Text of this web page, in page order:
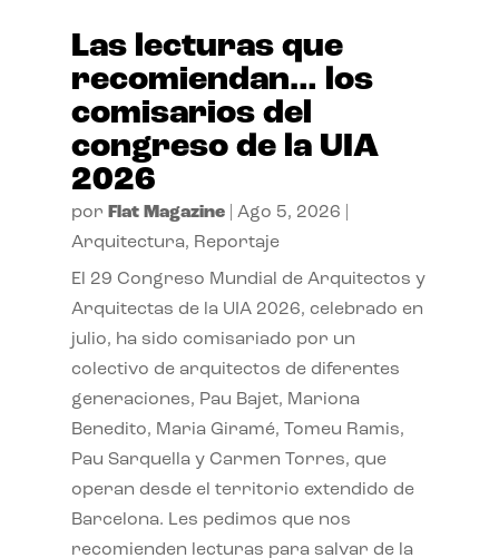
Las lecturas que
recomiendan… los
comisarios del
congreso de la UIA
2026
por Flat Magazine| Ago 5, 2026
Arquitectura, Reportaje
El 29 Congreso Mundial de Arquitectos y
Arquitectas de la UIA 2026, celebrado en
julio, ha sido comisariado por un
colectivo de arquitectos de diferentes
generaciones, Pau Bajet, Mariona
Benedito, Maria Giramé, Tomeu Ramis,
Pau Sarquella y Carmen Torres, que
operan desde el territorio extendido de
Barcelona. Les pedimos que nos
recomienden lecturas para salvar de la